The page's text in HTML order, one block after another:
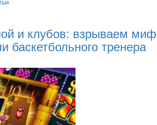
и клубов: взрываем миф
баскетбольного тренера